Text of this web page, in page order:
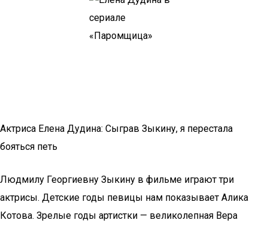
Актриса Елена Дудина: Сыграв Зыкину, я перестала
бояться петь
Людмилу Георгиевну Зыкину в фильме играют три
актрисы. Детские годы певицы нам показывает Алика
Котова. Зрелые годы артистки — великолепная Вера